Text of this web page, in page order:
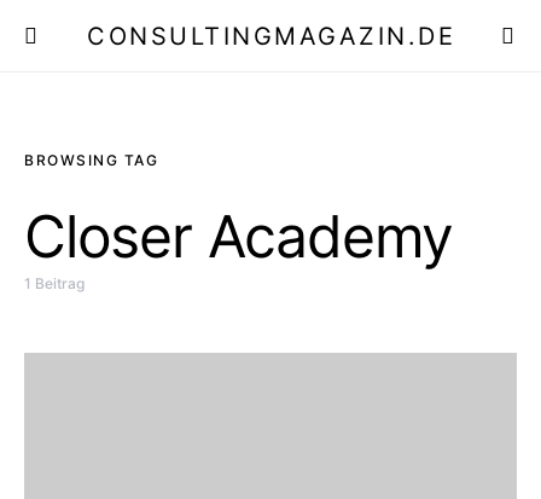
CONSULTINGMAGAZIN.DE
BROWSING TAG
Closer Academy
1 Beitrag